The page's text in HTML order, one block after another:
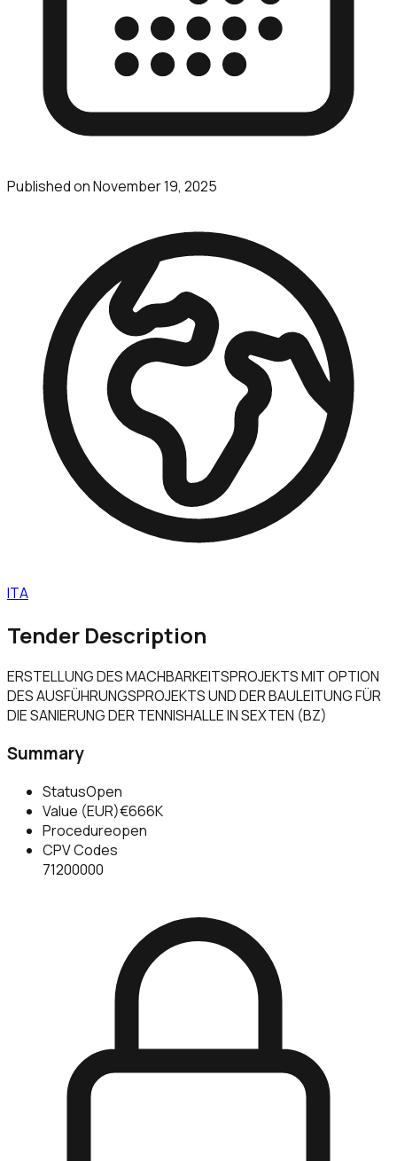
Published onNovember 19, 2025
ITA
Tender Description
ERSTELLUNG DES MACHBARKEITSPROJEKTS MIT OPTION
DES AUSFÜHRUNGSPROJEKTS UND DER BAULEITUNG FÜR
DIE SANIERUNG DER TENNISHALLE IN SEXTEN (BZ)
Summary
StatusOpen
Value (EUR)€666K
Procedureopen
CPV Codes
71200000